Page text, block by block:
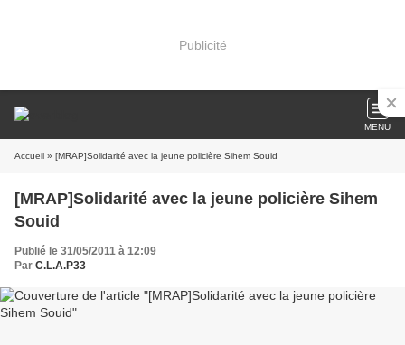
Publicité
MENU
Accueil » [MRAP]Solidarité avec la jeune policière Sihem Souid
[MRAP]Solidarité avec la jeune policière Sihem
Souid
Publié le 31/05/2011 à 12:09
Par C.L.A.P33